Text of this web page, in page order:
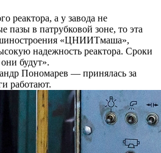
реактора, а у завода не
пазы в патрубковой зоне, то эта
«ЦНИИТмаша»,
надежность реактора. Сроки
будут».
Пономарев — принялась за
работают.